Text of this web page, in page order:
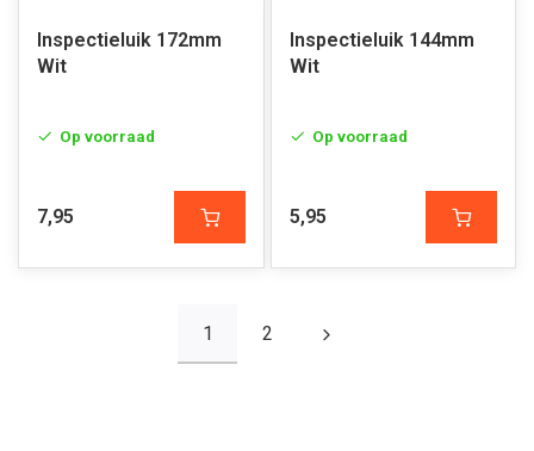
Inspectieluik 172mm
Wit
Op voorraad
7,95
Inspectieluik 144mm
Wit
Op voorraad
5,95
1 2